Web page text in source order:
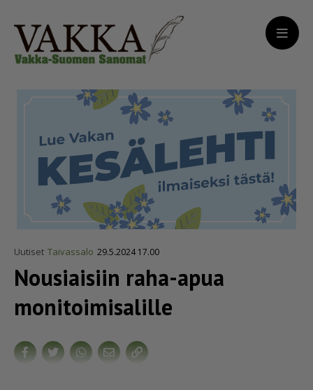
Uutiset Taivassalo 29.5.2024 17.00
Nousiaisiin raha-apua
monitoi­mi­sa­lille